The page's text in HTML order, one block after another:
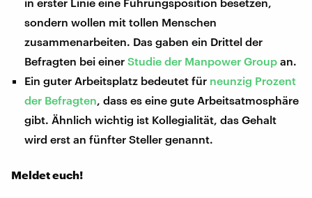
sondern wollen mit tollen Menschen
zusammenarbeiten. Das gaben ein Drittel der
Befragten bei einerStudie der Manpower Group an.
Ein guter Arbeitsplatz bedeutet für neunzig Prozent
der Befragten , dass es eine gute Arbeitsatmosphäre
gibt. Ähnlich wichtig ist Kollegialität, das Gehalt
wird erst an fünfter Steller genannt.
Meldet euch!